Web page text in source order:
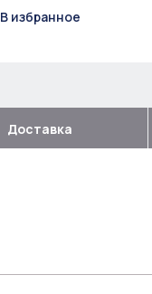
В избранное
Доставка